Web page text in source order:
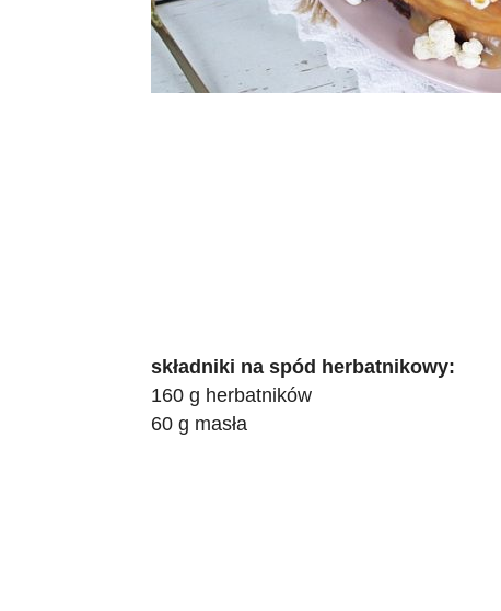
składniki na spód herbatnikowy:
160 g herbatników
60 g masła